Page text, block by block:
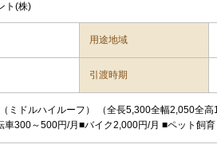
ト(株)
用途地域
引渡時期
ミドルハイルーフ） （全長5,300全幅2,050全
車300～500円/月■バイク2,000円/月 ■ペット飼